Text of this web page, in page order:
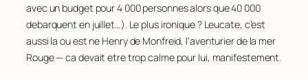
avec un budget pour 4 000 personnes alors que 40 000
debarquent en juillet…). Le plus ironique ? Leucate, c’est
aussi la ou est ne Henry de Monfreid, l’aventurier de la mer
Rouge — ca devait etre trop calme pour lui, manifestement.